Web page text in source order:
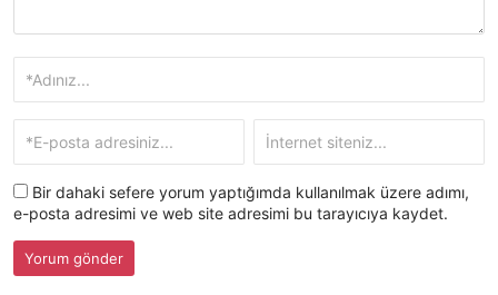
Bir dahaki sefere yorum yaptığımda kullanılmak üzere adımı,
e-posta adresimi ve web site adresimi bu tarayıcıya kaydet.